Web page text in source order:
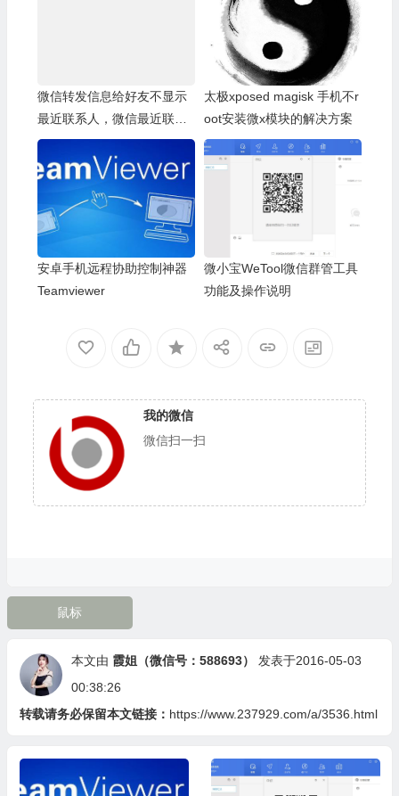
微信转发信息给好友不显示
最近联系人，微信最近联系
人空白
太极xposed magisk 手机不r
oot安装微x模块的解决方案
安卓手机远程协助控制神器
Teamviewer
微小宝WeTool微信群管工具
功能及操作说明
我的微信
微信扫一扫
鼠标
本文由 霞姐（微信号：588693）
发表于2016-05-03
00:38:26
转载请务必保留本文链接： https://www.237929.com/a/3536.html